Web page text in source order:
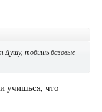
Душу, тобишь базовые
учишься, что